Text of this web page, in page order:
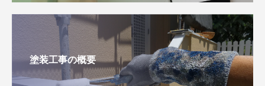
塗装工事の概要